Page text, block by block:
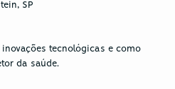
SP
inovações tecnológicas e como
da saúde.